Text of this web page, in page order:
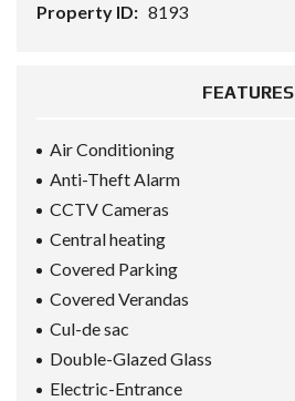
Property ID: 8193
FEATURES
Air Conditioning
Anti-Theft Alarm
CCTV Cameras
Central heating
Covered Parking
Covered Verandas
Cul-de sac
Double-Glazed Glass
Electric-Entrance